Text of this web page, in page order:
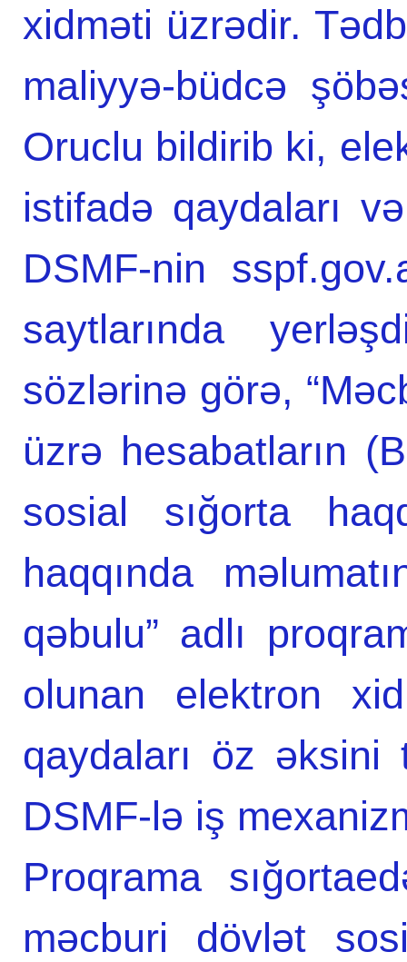
xidməti üzrədir.
maliyyə-büdcə
Oruclu bildirib ki,
istifadə qaydaları
DSMF-nin
saytlarında
sözlərinə görə,
üzrə hesabatların
sosial sığorta
haqqında
qəbulu” adlı
olunan elektron
qaydaları öz əksini
DSMF-lə iş
Proqrama
məcburi dövlət